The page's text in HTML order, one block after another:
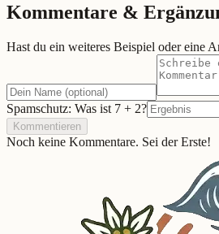
Kommentare &
Hast du ein weiteres Beispiel oder eine
Spamschutz: Was ist 7 + 2?
Kommentieren
Noch keine Kommentare. Sei der Erste!